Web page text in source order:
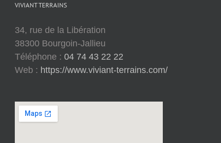
VIVIANT TERRAINS
34, rue de la Libération
38300 Bourgoin-Jallieu
Téléphone : 04 74 43 22 22
Web : https://www.viviant-terrains.com/